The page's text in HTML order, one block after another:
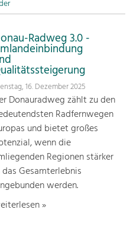
Radweg 3.0 -
16. Dezember 2025
Donauradweg zählt zu den
Radfernwegen
und bietet großes
wenn die
Regionen stärker
das Gesamterlebnis
werden.
»